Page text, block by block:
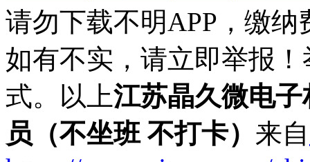
请勿下载不明APP，缴
如有不实，请立即举报
式。以上江苏晶久微电
员（不坐班 不打卡） 来自